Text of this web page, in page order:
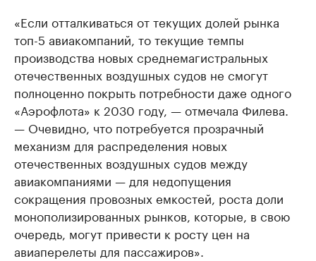
«Если отталкиваться от текущих долей рынка
топ-5 авиакомпаний, то текущие темпы
производства новых среднемагистральных
отечественных воздушных судов не смогут
полноценно покрыть потребности даже одного
«Аэрофлота» к 2030 году, — отмечала Филева.
— Очевидно, что потребуется прозрачный
механизм для распределения новых
отечественных воздушных судов между
авиакомпаниями — для недопущения
сокращения провозных емкостей, роста доли
монополизированных рынков, которые, в свою
очередь, могут привести к росту цен на
авиаперелеты для пассажиров».